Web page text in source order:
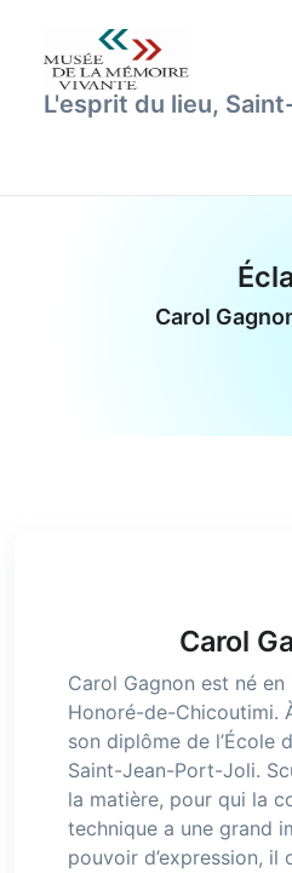
L'esprit du lieu,
Carol
Carol
Carol Gagnon est né
Honoré-de-Chicoutimi.
son diplôme de l’École
Saint-Jean-Port-Joli.
la matière, pour qui la
technique a une grand
pouvoir d’expression,